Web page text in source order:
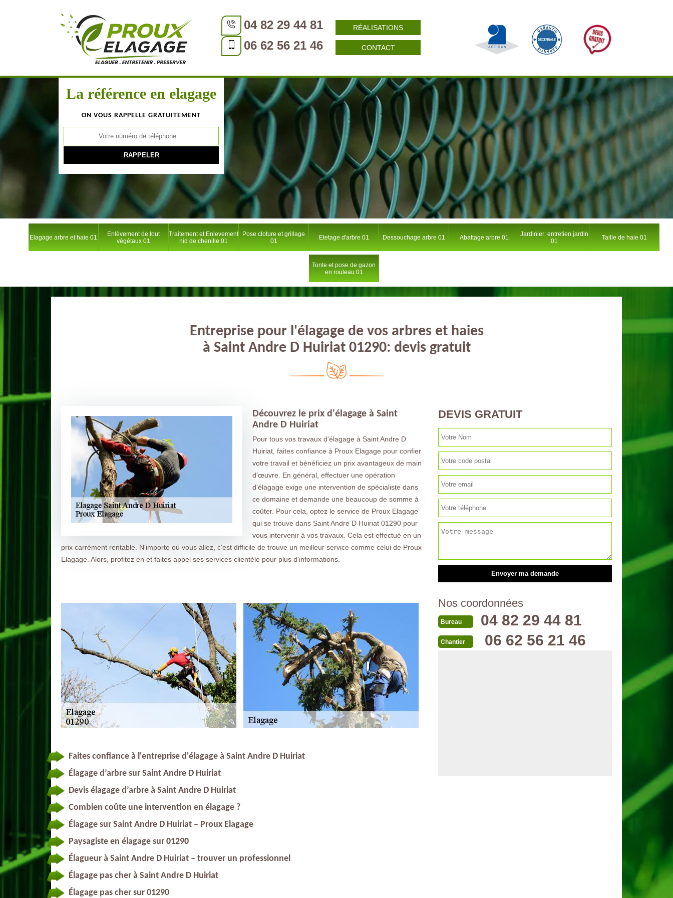
04 82 29 44 81
06 62 56 21 46
RÉALISATIONS
CONTACT
La référence en elagage
ON VOUS RAPPELLE GRATUITEMENT
Elagage arbre et haie 01
Enlèvement de tout
végétaux 01
Traitement et Enlevement
nid de chenille 01
Pose cloture et grillage
01
Etetage d'arbre 01 Dessouchage arbre 01 Abattage arbre 01
Jardinier: entretien jardin
01
Taille de haie 01
Tonte et pose de gazon
en rouleau 01
Entreprise pour l'élagage de vos arbres et haies
à Saint Andre D Huiriat 01290: devis gratuit
Découvrez le prix d'élagage à Saint
Andre D Huiriat
Pour tous vos travaux d'élagage à Saint Andre D
Huiriat, faites confiance à Proux Elagage pour confier
votre travail et bénéficiez un prix avantageux de main
d'œuvre. En général, effectuer une opération
d'élagage exige une intervention de spécialiste dans
ce domaine et demande une beaucoup de somme à
coûter. Pour cela, optez le service de Proux Elagage
qui se trouve dans Saint Andre D Huiriat 01290 pour
vous intervenir à vos travaux. Cela est effectué en un
prix carrément rentable. N'importe où vous allez, c'est difficile de trouve un meilleur service comme celui de Proux
Elagage. Alors, profitez en et faites appel ses services clientèle pour plus d'informations.
Faites confiance à l'entreprise d'élagage à Saint Andre D Huiriat
Élagage d’arbre sur Saint Andre D Huiriat
Devis élagage d’arbre à Saint Andre D Huiriat
Combien coûte une intervention en élagage ?
Élagage sur Saint Andre D Huiriat – Proux Elagage
Paysagiste en élagage sur 01290
Élagueur à Saint Andre D Huiriat – trouver un professionnel
Élagage pas cher à Saint Andre D Huiriat
Élagage pas cher sur 01290
DEVIS GRATUIT
Nos coordonnées
Bureau 04 82 29 44 81
Chantier 06 62 56 21 46